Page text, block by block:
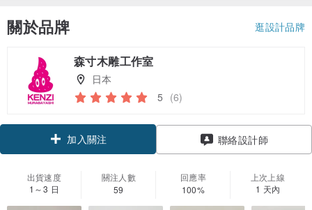
關於品牌 逛設計品牌
森寸木雕工作室
日本
5 (6)
加入關注 聯絡設計師
出貨速度
1～3 日
關注人數
59
回應率
100%
上次上線
1 天內